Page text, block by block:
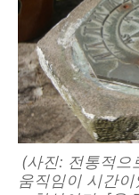
(사진: 전통적으
움직임이 시간